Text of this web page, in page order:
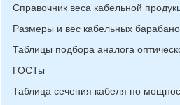
Справочник веса кабельной
Размеры и вес кабельных
Таблицы подбора аналога
ГОСТы
Таблица сечения кабеля по